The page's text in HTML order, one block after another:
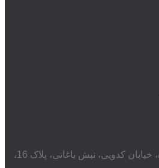
مدیریت: تهران، قلهک، خیابان کدویی، نبش باغانی، پلاک 16،